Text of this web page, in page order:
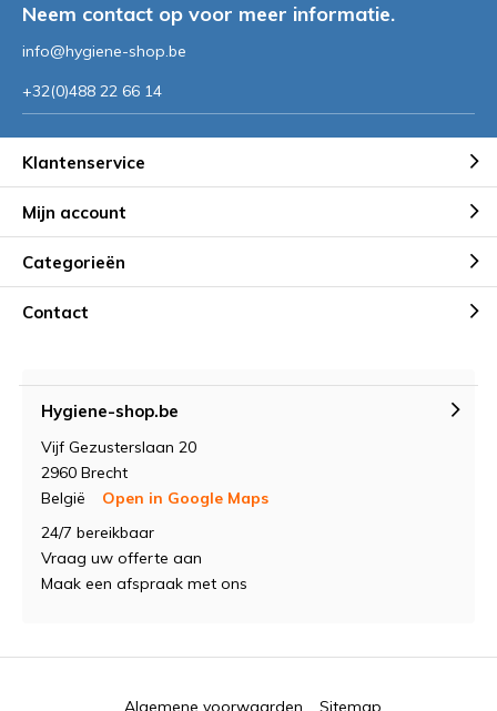
Neem contact op voor meer informatie.
info@hygiene-shop.be
+32(0)488 22 66 14
Klantenservice
Mijn account
Categorieën
Contact
Hygiene-shop.be
Vijf Gezusterslaan 20
2960 Brecht
België
Open in Google Maps
24/7 bereikbaar
Vraag uw offerte aan
Maak een afspraak met ons
Algemene voorwaarden Sitemap